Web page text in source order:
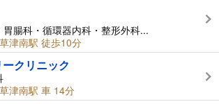
腸科・循環器内科・整形外科...
津南駅 徒歩10分
クリニック
津南駅 車 14分